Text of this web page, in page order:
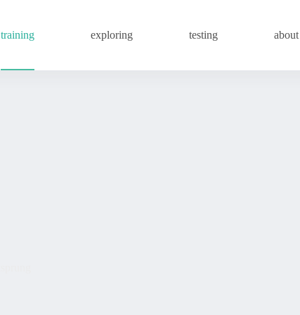
training exploring testing about